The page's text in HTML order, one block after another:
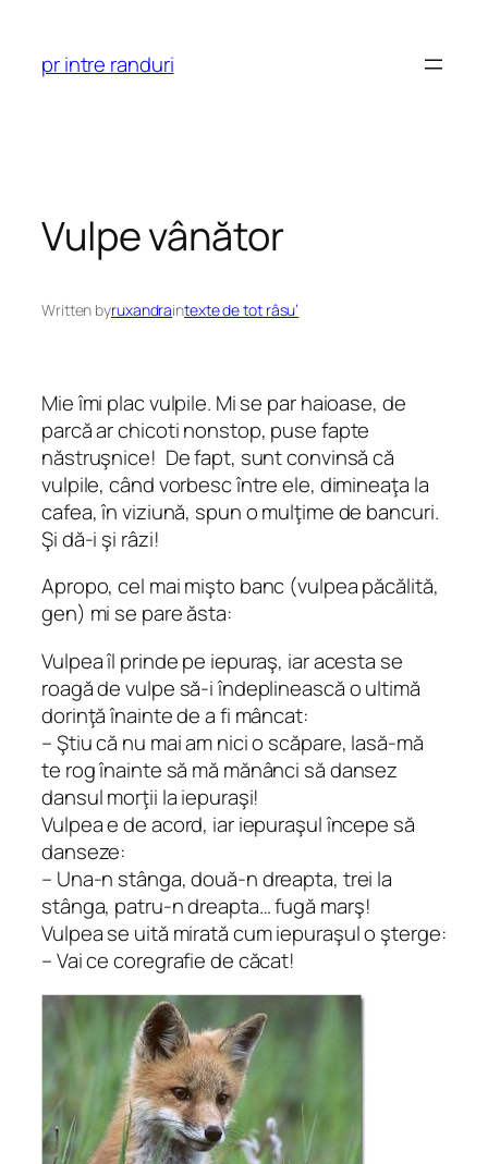
content
pr intre randuri
Vulpe vânător
Written byruxandraintexte de tot râsu’
Mie îmi plac vulpile. Mi se par haioase, de
parcă ar chicoti nonstop, puse fapte
năstruşnice! De fapt, sunt convinsă că
vulpile, când vorbesc între ele, dimineaţa la
cafea, în viziună, spun o mulţime de bancuri.
Şi dă-i şi râzi!
Apropo, cel mai mişto banc (vulpea păcălită,
gen) mi se pare ăsta:
Vulpea îl prinde pe iepuraş, iar acesta se
roagă de vulpe să-i îndeplinească o ultimă
dorinţă înainte de a fi mâncat:
– Ştiu că nu mai am nici o scăpare, lasă-mă
te rog înainte să mă mănânci să dansez
dansul morţii la iepuraşi!
Vulpea e de acord, iar iepuraşul începe să
danseze:
– Una-n stânga, două-n dreapta, trei la
stânga, patru-n dreapta… fugă marş!
Vulpea se uită mirată cum iepuraşul o şterge:
– Vai ce coregrafie de căcat!